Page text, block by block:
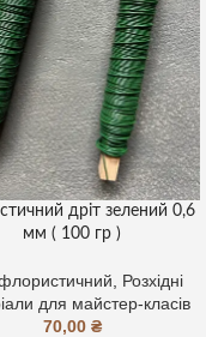
дріт зелений 0,6
мм ( 100 гр )
Розхідні
для майстер-класів
70,00 ₴